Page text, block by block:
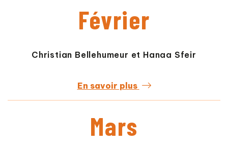
Février
Christian Bellehumeur et Hanaa Sfeir
En savoir plus
Mars